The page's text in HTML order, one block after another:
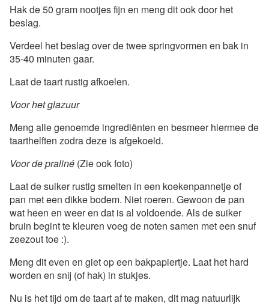
Hak de 50 gram nootjes fijn en meng dit ook door het
beslag.
Verdeel het beslag over de twee springvormen en bak in
35-40 minuten gaar.
Laat de taart rustig afkoelen.
Voor het glazuur
Meng alle genoemde ingrediënten en besmeer hiermee de
taarthelften zodra deze is afgekoeld.
Voor de praliné (Zie ook foto)
Laat de suiker rustig smelten in een koekenpannetje of
pan met een dikke bodem. Niet roeren. Gewoon de pan
wat heen en weer en dat is al voldoende. Als de suiker
bruin begint te kleuren voeg de noten samen met een snuf
zeezout toe :).
Meng dit even en giet op een bakpapiertje. Laat het hard
worden en snij (of hak) in stukjes.
Nu is het tijd om de taart af te maken, dit mag natuurlijk